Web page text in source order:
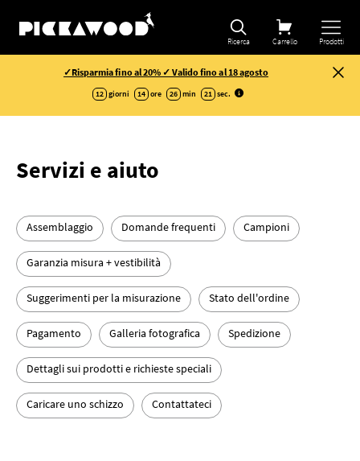
Ricerca Carrello Prodotti
✓Risparmia fino al 20% ✓ Valido fino al 18 agosto
12 giorni 14 ore 26 min 20 sec.
Servizi e aiuto
Assemblaggio Domande frequenti Campioni
Garanzia misura + vestibilità
Suggerimenti per la misurazione Stato dell'ordine
Pagamento Galleria fotografica Spedizione
Dettagli sui prodotti e richieste speciali
Caricare uno schizzo Contattateci